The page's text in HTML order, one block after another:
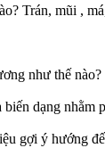
Trán, mũi ,
như thế
dạng nhằm
gợi ý hướng